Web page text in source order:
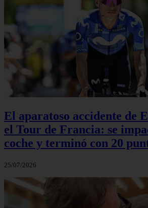
El aparatoso accidente de
el Tour de Francia: se
coche y terminó con 20
25/07/2026